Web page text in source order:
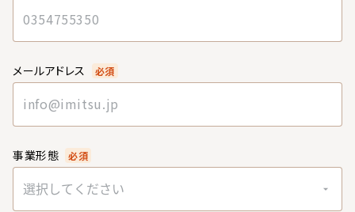
メールアドレス 必須
事業形態 必須
選択してください